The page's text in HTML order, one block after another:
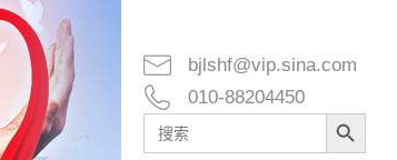
bjlshf@vip.sina.com
010-88204450
Search
for:
Search Button